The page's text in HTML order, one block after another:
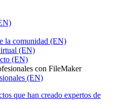
la comunidad (EN)
(EN)
(EN)
con FileMaker
(EN)
que han creado expertos de